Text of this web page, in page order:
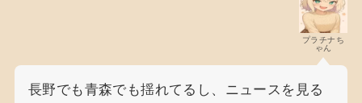
プラチナち
ゃん
長野でも青森でも揺れてるし、ニュースを見る